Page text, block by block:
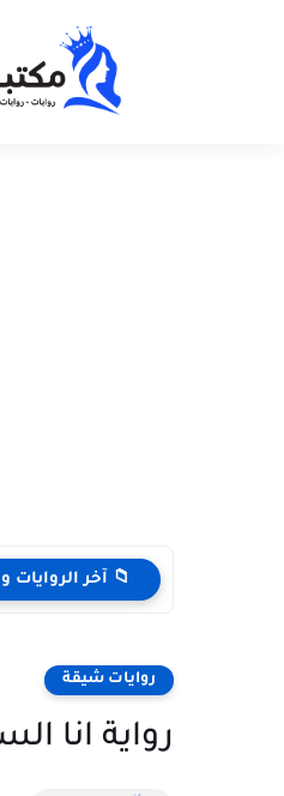
📁 آخر
روايات شيقة
رواية انا